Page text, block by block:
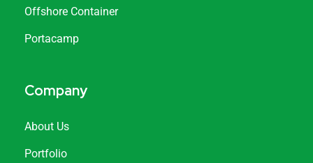
Offshore Container
Portacamp
Company
About Us
Portfolio